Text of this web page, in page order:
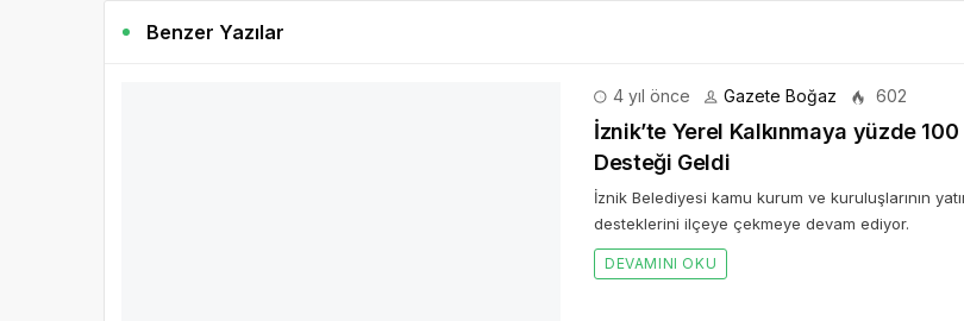
Benzer Yazılar
4 yıl önce Gazete Boğaz 602
İznik’te Yerel Kalkınmaya yüzde 100 Hibe Desteği Geldi
İznik Belediyesi kamu kurum ve kuruluşlarının yatırım desteklerini ilçeye çekmeye devam ediyor.
4 yıl önce Gazete Boğaz